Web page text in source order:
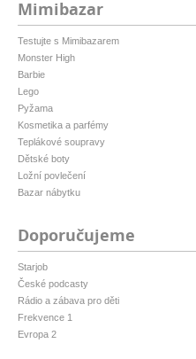
Mimibazar
Testujte s Mimibazarem
Monster High
Barbie
Lego
Pyžama
Kosmetika a parfémy
Teplákové soupravy
Dětské boty
Ložní povlečení
Bazar nábytku
Doporučujeme
Starjob
České podcasty
Rádio a zábava pro děti
Frekvence 1
Evropa 2